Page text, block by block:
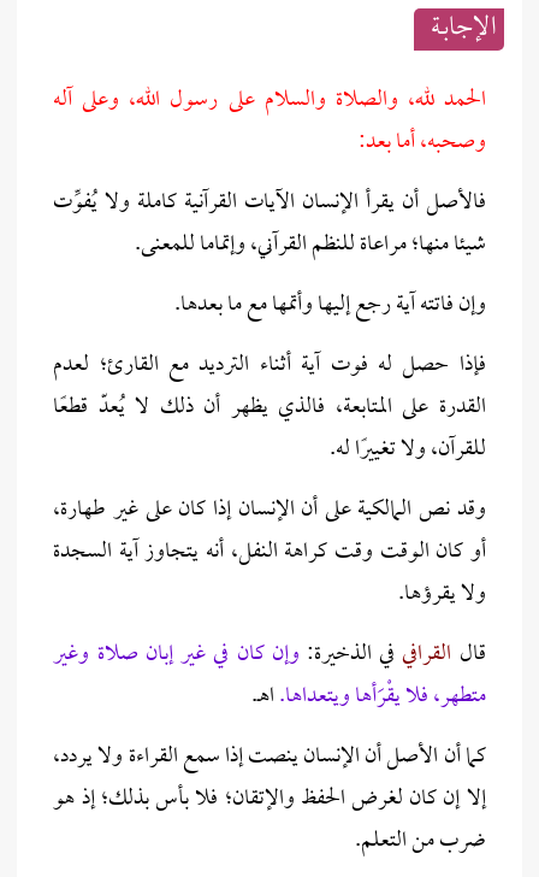
الإجابــة
الحمد لله، والصلاة والسلام على رسول الله، وعلى آله
وصحبه، أما بعد:
فالأصل أن يقرأ الإنسان الآيات القرآنية كاملة ولا يُفوِّت
شيئا منها؛ مراعاة للنظم القرآني، وإتماما للمعنى.
وإن فاتته آية رجع إليها وأتمها مع ما بعدها.
فإذا حصل له فوت آية أثناء الترديد مع القارئ؛ لعدم
القدرة على المتابعة، فالذي يظهر أن ذلك لا يُعدّ قطعًا
للقرآن، ولا تغييرًا له.
وقد نص المالكية على أن الإنسان إذا كان على غير طهارة،
أو كان الوقت وقت كراهة النفل، أنه يتجاوز آية السجدة
ولا يقرؤها.
قال القرافيفي الذخيرة: وإن كان في غير إبان صلاة وغير
متطهر، فلا يقْرَأها ويتعداها.اهـ.
كما أن الأصل أن الإنسان ينصت إذا سمع القراءة ولا يردد،
إلا إن كان لغرض الحفظ والإتقان؛ فلا بأس بذلك؛ إذ هو
ضرب من التعلم.